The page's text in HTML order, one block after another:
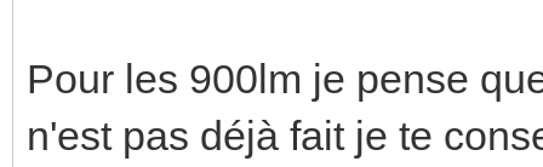
Pour les 900lm je pense
n'est pas déjà fait je te